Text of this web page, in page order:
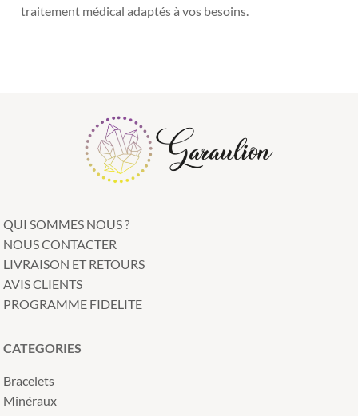
traitement médical adaptés à vos besoins.
QUI SOMMES NOUS ?
NOUS CONTACTER
LIVRAISON ET RETOURS
AVIS CLIENTS
PROGRAMME FIDELITE
CATEGORIES
Bracelets
Minéraux